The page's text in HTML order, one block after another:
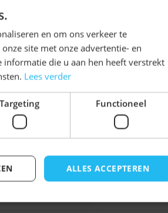
en om ons verkeer te
site met onze advertentie- en
die u aan hen heeft verstrekt
Lees verder
Targeting Functioneel
ALLES ACCEPTEREN
ontvang toegang